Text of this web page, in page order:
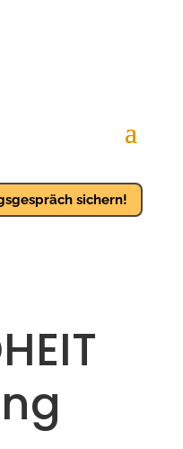
sichern!